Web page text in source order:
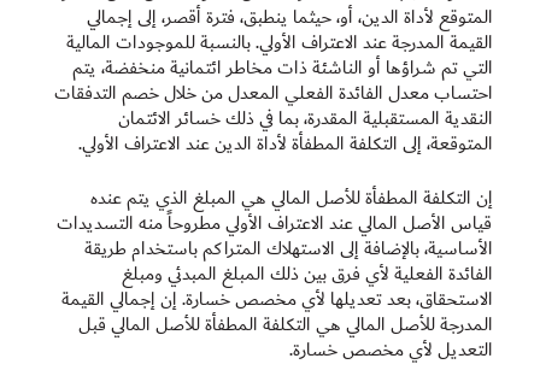
المتوقع لأداة الدين، أو، حيثما ينطبق، فترة أقصر، إلى إجمالي
القيمة المدرجة عند الاعتراف الأولي. بالنسبة للموجودات المالية
التي تم شراؤها أو الناشئة ذات مخاطر ائتمانية منخفضة، يتم
احتساب معدل الفائدة الفعلي المعدل من خلال خصم التدفقات
النقدية المستقبلية المقدرة، بما في ذلك خسائر الائتمان
المتوقعة، إلى التكلفة المطفأة لأداة الدين عند الاعتراف الأولي.
إن التكلفة المطفأة للأصل المالي هي المبلغ الذي يتم عنده
قياس الأصل المالي عند الاعتراف الأولي مطروحاً منه التسديدات
الأساسية، بالإضافة إلى الاستهلاك المتراكم باستخدام طريقة
الفائدة الفعلية لأي فرق بين ذلك المبلغ المبدئي ومبلغ
الاستحقاق، بعد تعديلها لأي مخصص خسارة. إن إجمالي القيمة
المدرجة للأصل المالي هي التكلفة المطفأة للأصل المالي قبل
التعديل لأي مخصص خسارة.